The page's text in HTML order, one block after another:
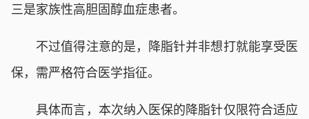
三是家族性高胆固醇血症患者。
不过值得注意的是，降脂针并非想打就能享受医
保，需严格符合医学指征。
具体而言，本次纳入医保的降脂针仅限符合适应